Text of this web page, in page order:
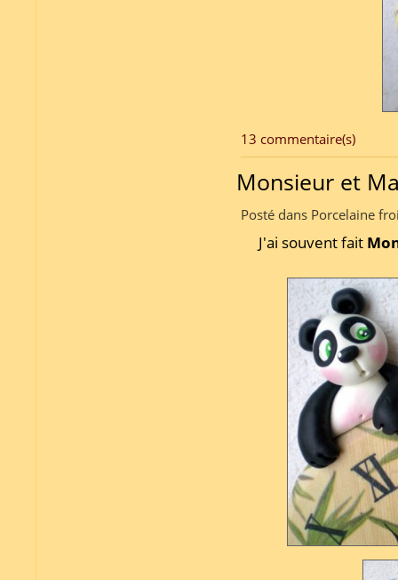
13 commentaire(s)
Monsieur et
Posté dans Porcelaine
J'ai souvent fait